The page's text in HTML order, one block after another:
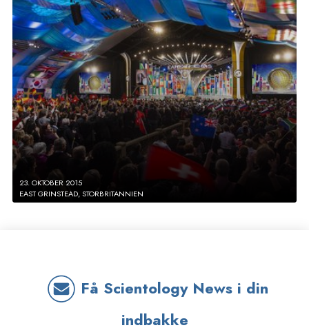
23. OKTOBER 2015
EAST GRINSTEAD, STORBRITANNIEN
Få Scientology News i din
indbakke